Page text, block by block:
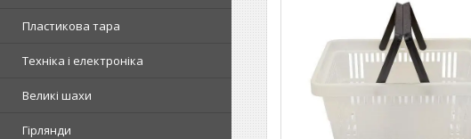
Пластикова тара
Техніка і електроніка
Великі шахи
Гірлянди